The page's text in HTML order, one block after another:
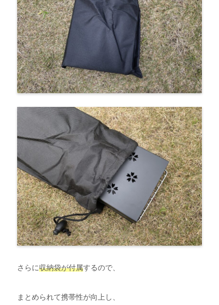
さらに収納袋が付属するので、
まとめられて携帯性が向上し、